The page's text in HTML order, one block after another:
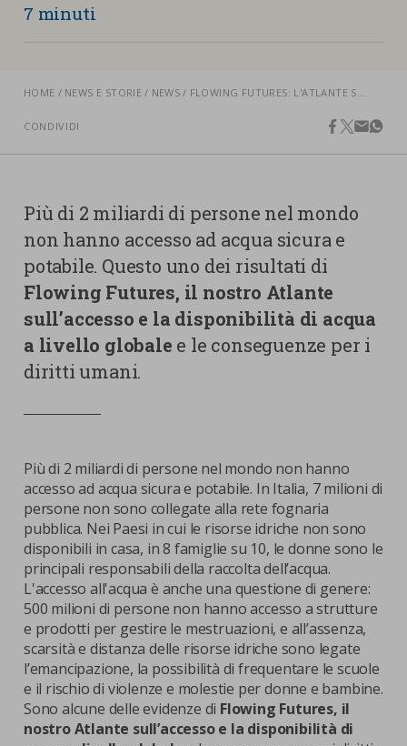
PARTECIPA
Contatti
Ufficio Stampa
Trasparenza
Lavora con noi
CERCACARRELLO
nostra cookies policy.
Cookie di marketing
Cookie di terze parti
HOME NEWS E STORIE NEWS FLOWING FUTURES: L'ATLANTE SULL’ACCESSO ALL’ACQUA NEL MONDO
CONDIVIDI facebook
twitter
email
7 minuti
Più di 2 miliardi di persone nel mondo
non hanno accesso ad acqua sicura e
potabile. Questo uno dei risultati di
Flowing Futures, il nostro Atlante
sull’accesso e la disponibilità di acqua
a livello globale e le conseguenze per i
diritti umani.
Più di 2 miliardi di persone nel mondo non hanno
accesso ad acqua sicura e potabile. In Italia, 7 milioni di
persone non sono collegate alla rete fognaria
pubblica. Nei Paesi in cui le risorse idriche non sono
disponibili in casa, in 8 famiglie su 10, le donne sono le
principali responsabili della raccolta dell’acqua.
L'accesso all'acqua è anche una questione di genere:
500 milioni di persone non hanno accesso a strutture
e prodotti per gestire le mestruazioni, e all’assenza,
scarsità e distanza delle risorse idriche sono legate
l’emancipazione, la possibilità di frequentare le scuole
e il rischio di violenze e molestie per donne e bambine.
Sono alcune delle evidenze di Flowing Futures, il
nostro Atlante sull’accesso e la disponibilità di